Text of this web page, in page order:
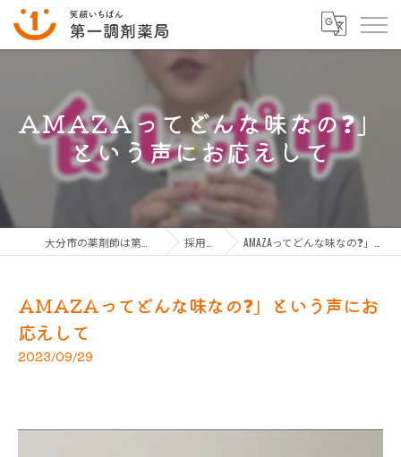
AMAZAってどんな味なの❓」
という声にお応えして
採用ブログ AMAZAってどんな味なの❓」という声にお応えして
AMAZAってどんな味なの❓」という声にお
応えして
2023/09/29